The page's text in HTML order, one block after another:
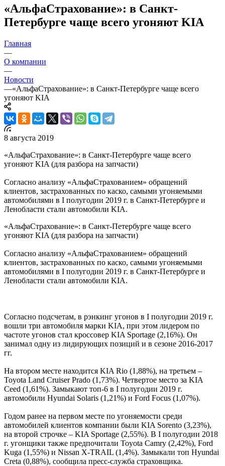
«АльфаСтрахование»: в Санкт-
Петербурге чаще всего угоняют KIA
Главная
—
О компании
—
Новости
—«АльфаСтрахование»: в Санкт-Петербурге чаще всего
угоняют KIA
8 августа 2019
«АльфаСтрахование»: в Санкт-Петербурге чаще всего
угоняют KIA (для разбора на запчасти)
Согласно анализу «АльфаСтрахованием» обращений
клиентов, застрахованных по каско, самыми угоняемыми
автомобилями в I полугодии 2019 г. в Санкт-Петербурге и
Ленобласти стали автомобили KIA.
«АльфаСтрахование»: в Санкт-Петербурге чаще всего
угоняют KIA (для разбора на запчасти)
Согласно анализу «АльфаСтрахованием» обращений
клиентов, застрахованных по каско, самыми угоняемыми
автомобилями в I полугодии 2019 г. в Санкт-Петербурге и
Ленобласти стали автомобили KIA.
Согласно подсчетам, в рэнкинг угонов в I полугодии 2019 г.
вошли три автомобиля марки KIA, при этом лидером по
частоте угонов стал кроссовер KIA Sportage (2,16%). Он
занимал одну из лидирующих позиций и в сезоне 2016-2017
гг.
На втором месте находится KIA Rio (1,88%), на третьем –
Toyota Land Cruiser Prado (1,73%). Четвертое место за KIA
Ceed (1,61%). Замыкают топ-6 в I полугодии 2019 г.
автомобили Hyundai Solaris (1,21%) и Ford Focus (1,07%).
Годом ранее на первом месте по угоняемости среди
автомобилей клиентов компании были KIA Sorento (3,23%),
на второй строчке – KIA Sportage (2,55%). В I полугодии 2018
г. угонщики также предпочитали Toyota Camry (2,42%), Ford
Kuga (1,55%) и Nissan X-TRAIL (1,4%). Замыкали топ Hyundai
Creta (0,88%), сообщила пресс-служба страховщика.